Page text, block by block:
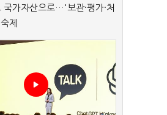
국가자산으로…'보관·평가·처
제